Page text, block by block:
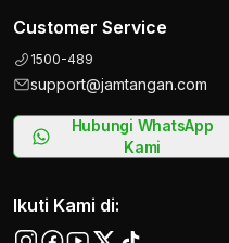
Customer Service
1500-489
support@jamtangan.com
Hubungi WhatsApp
Kami
Ikuti Kami di: